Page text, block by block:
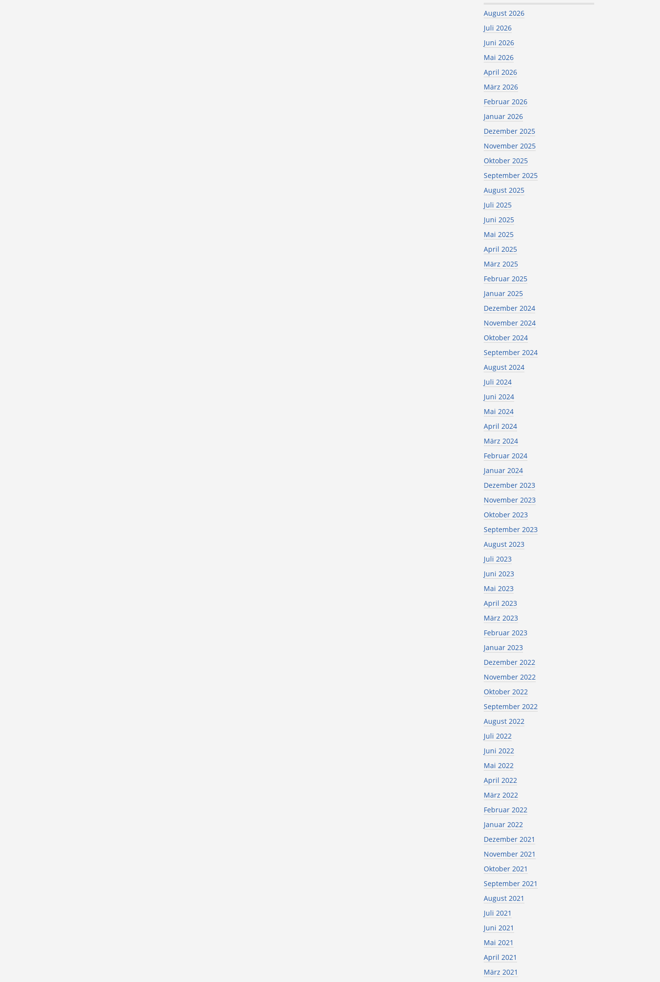
August 2026
Juli 2026
Juni 2026
Mai 2026
April 2026
März 2026
Februar 2026
Januar 2026
Dezember 2025
November 2025
Oktober 2025
September 2025
August 2025
Juli 2025
Juni 2025
Mai 2025
April 2025
März 2025
Februar 2025
Januar 2025
Dezember 2024
November 2024
Oktober 2024
September 2024
August 2024
Juli 2024
Juni 2024
Mai 2024
April 2024
März 2024
Februar 2024
Januar 2024
Dezember 2023
November 2023
Oktober 2023
September 2023
August 2023
Juli 2023
Juni 2023
Mai 2023
April 2023
März 2023
Februar 2023
Januar 2023
Dezember 2022
November 2022
Oktober 2022
September 2022
August 2022
Juli 2022
Juni 2022
Mai 2022
April 2022
März 2022
Februar 2022
Januar 2022
Dezember 2021
November 2021
Oktober 2021
September 2021
August 2021
Juli 2021
Juni 2021
Mai 2021
April 2021
März 2021